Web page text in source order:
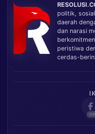
politik,
daerah
dan narasi
peristiwa
cerdas-